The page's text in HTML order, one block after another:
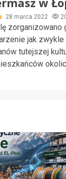
28 marca 2022
zorganizowano
jak zwykle
tutejszej
okolic.